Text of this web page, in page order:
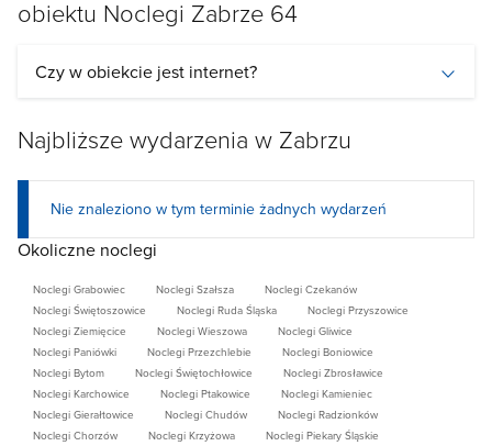
do sklepuBIEDRONKAlubŻABKA i prywatny sklep z
W pobliżu znajdują się2 stacje benzynowe,
taxi.
także pracowników sezonowych, handlowców,
kierowców odbywających dalekie trasy i tych, którzy
w danym momencie potrzebują noclegu.
Jak szybko dojadę z hostelu 64?
doM1 Centrum Handlowego2,1 km / 4 min
doCentrum Chorób Serca Zabrze3km /7min
doCentrum Onkologi Gliwice
6,6 km /14min
doSpecjalnej Strefy Szkoleń 600m /2min
obiektu Noclegi Zabrze 64
Czy w obiekcie jest internet?
Najbliższe wydarzenia w Zabrzu
Nie znaleziono w tym terminie żadnych wydarzeń
Okoliczne noclegi
Noclegi Grabowiec Noclegi Szałsza
Noclegi Czekanów
Noclegi Świętoszowice
Noclegi Ruda Śląska
Noclegi Przyszowice
Noclegi Ziemięcice
Noclegi Wieszowa
Noclegi Gliwice
Noclegi Paniówki
Noclegi Przezchlebie
Noclegi Boniowice
Noclegi Bytom
Noclegi Świętochłowice
Noclegi Zbrosławice
Noclegi Karchowice
Noclegi Ptakowice
Noclegi Kamieniec
Noclegi Gierałtowice
Noclegi Chudów
Noclegi Radzionków
Noclegi Chorzów
Noclegi Krzyżowa
Noclegi Piekary Śląskie